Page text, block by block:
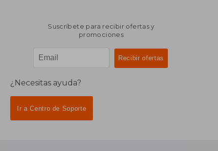
Suscríbete para recibir ofertas y
promociones
¿Necesitas ayuda?
Ir a Centro de Soporte